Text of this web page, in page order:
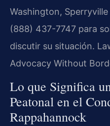
Washington,
(888) 437-7747 para
discutir su situación.
Advocacy Without
Lo que Significa
Peatonal en el
Rappahannock